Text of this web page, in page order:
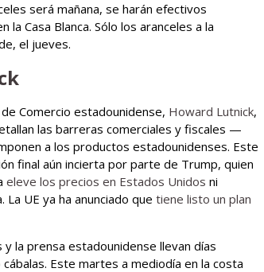
será mañana, se harán efectivos
Casa Blanca. Sólo los aranceles a la
el jueves.
Comercio estadounidense, Howard Lutnick,
las barreras comerciales y fiscales —
a los productos estadounidenses. Este
final aún incierta por parte de Trump, quien
eleve los precios en Estados Unidos ni
La UE ya ha anunciado que tiene listo un plan
la prensa estadounidense llevan días
Este martes a mediodía en la costa